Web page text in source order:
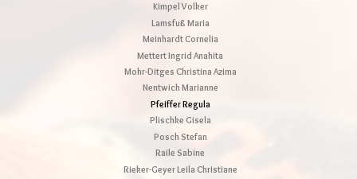
Kimpel Volker
Lamsfuß Maria
Meinhardt Cornelia
Mettert Ingrid Anahita
Mohr-Ditges Christina Azima
Nentwich Marianne
Pfeiffer Regula
Plischke Gisela
Posch Stefan
Raile Sabine
Rieker-Geyer Leila Christiane